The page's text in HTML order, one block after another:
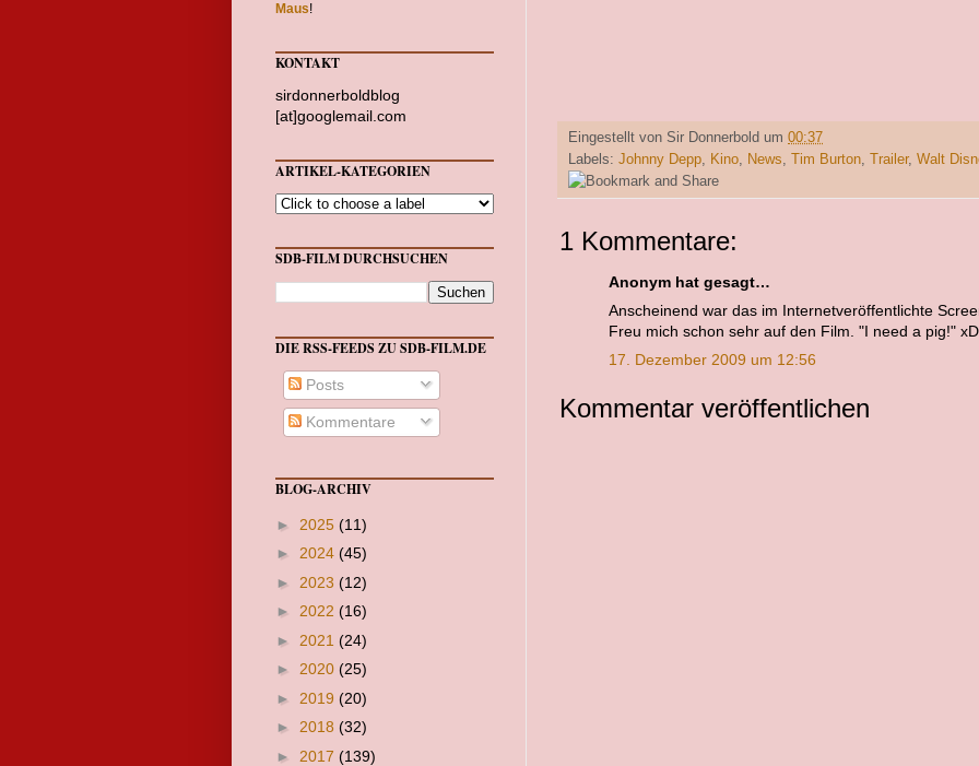
Eingestellt von Sir Donnerbold um 00:37
Labels: Johnny Depp, Kino, News, Tim Burton, Trailer, Walt
1 Kommentare:
Anonym hat gesagt…
Anscheinend war das im Internetveröffentlichte
Freu mich schon sehr auf den Film. "I need a pig!" xD
17. Dezember 2009 um 12:56
Kommentar veröffentlichen
Maus!
KONTAKT
sirdonnerboldblog
[at]googlemail.com
ARTIKEL-KATEGORIEN
SDB-FILM DURCHSUCHEN
DIE RSS-FEEDS ZU SDB-FILM.DE
Posts
Kommentare
BLOG-ARCHIV
► 2025 (11)
► 2024 (45)
► 2023 (12)
► 2022 (16)
► 2021 (24)
► 2020 (25)
► 2019 (20)
► 2018 (32)
► 2017 (139)